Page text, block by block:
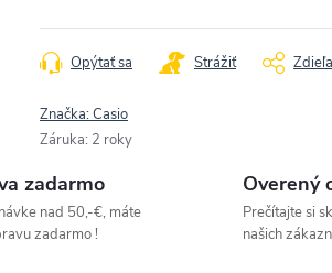
Opýtať sa Strážiť
Značka:Casio
Záruka: 2 roky
zadarmo
nad 50,-€, máte
zadarmo !
Overený
Prečítajte si
našich